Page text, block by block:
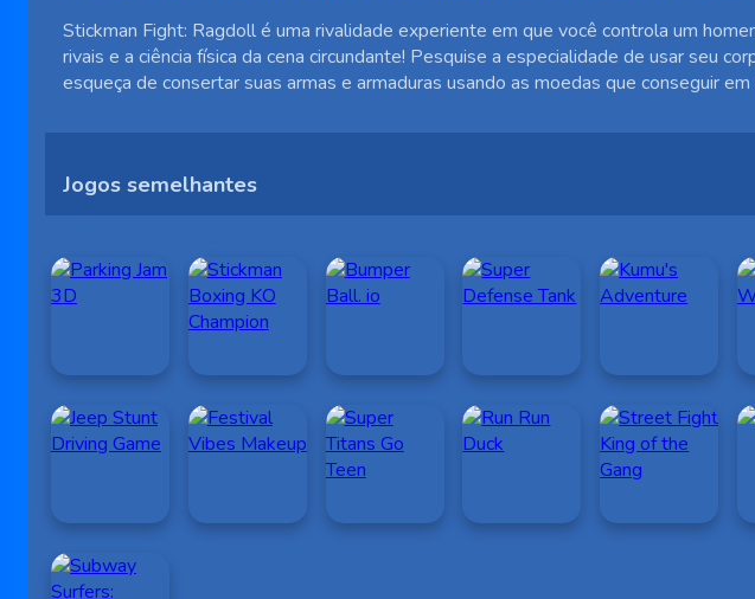
Stickman Fight: Ragdoll é uma rivalidade experiente em que você controla um
rivais e a ciência física da cena circundante! Pesquise a especialidade de usar seu
esqueça de consertar suas armas e armaduras usando as moedas que conseguir em
Jogos semelhantes